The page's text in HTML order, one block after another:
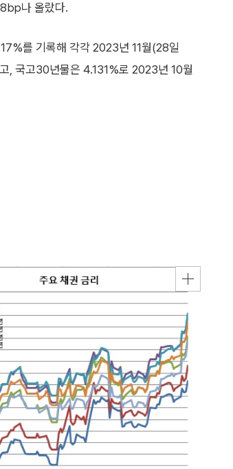
나 올랐다.
를 기록해 각각 2023년 11월(28일
, 국고30년물은 4.131%로 2023년 10월